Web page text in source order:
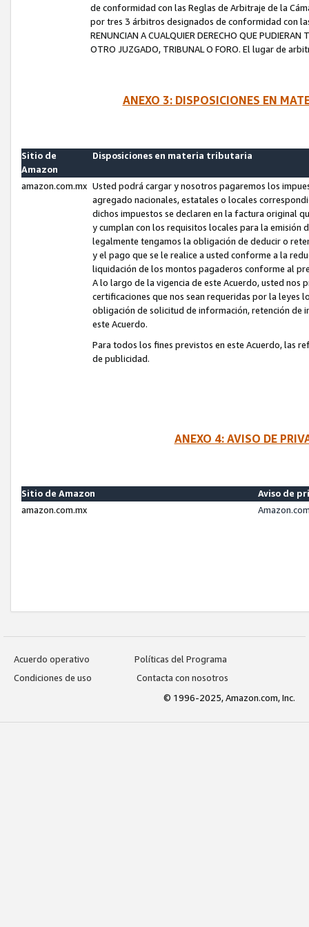
de conformidad con las Reglas de Arbitraje de la
por tres 3 árbitros designados de conformidad con las
RENUNCIAN A CUALQUIER DERECHO QUE
OTRO JUZGADO, TRIBUNAL O FORO. El lugar de
ANEXO 3: DISPOSICIONES EN
Sitio de
Amazon
Disposiciones en materia tributaria
amazon.com.mx Usted podrá cargar y nosotros pagaremos los
agregado nacionales, estatales o locales
dichos impuestos se declaren en la factura original
y cumplan con los requisitos locales para la emisión
legalmente tengamos la obligación de deducir o
y el pago que se le realice a usted conforme a la
liquidación de los montos pagaderos conforme al
A lo largo de la vigencia de este Acuerdo, usted
certificaciones que nos sean requeridas por la leyes
obligación de solicitud de información, retención de
este Acuerdo.
Para todos los fines previstos en este Acuerdo, las
de publicidad.
ANEXO 4: AVISO DE
Sitio de Amazon
Aviso de
amazon.com.mx
Acuerdo operativo
Políticas del Programa
Condiciones de uso
Contacta con nosotros
© 1996-2025, Amazon.com, Inc.